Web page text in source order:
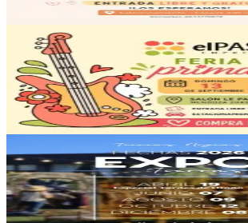
Av. España Sur 430
Feria Bicentenario
13/09/2026, 15:00 hsDom., 13 sep.,15:00 hs
129
43
Le Parc Eventos
Feria El Paseito Emprendedor
13/09/2026, 17:00 hsDom., 13 sep.,17:00 hs
+1 fecha más
444
121
Tierras Negras Restó